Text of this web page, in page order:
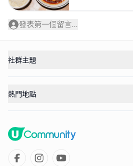
發表第一個留言...
社群主題
熱門地點